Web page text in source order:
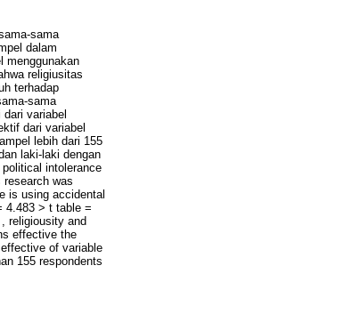
sama
dalam
menggunakan
religiusitas
terhadap
sama
variabel
dari variabel
lebih dari 155
laki-laki dengan
intolerance
was
is using accidental
4.483 > t table =
religiousity and
effective the
of variable
155 respondents